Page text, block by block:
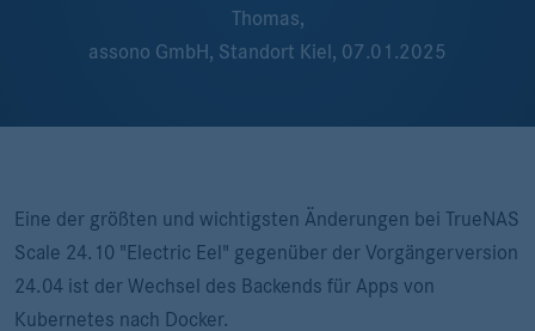
Thomas,
assono GmbH, Standort Kiel, 07.01.2025
Eine der größten und wichtigsten Änderungen bei TrueNAS
Scale 24.10 "Electric Eel" gegenüber der Vorgängerversion
24.04 ist der Wechsel des Backends für Apps von
Kubernetes nach Docker.